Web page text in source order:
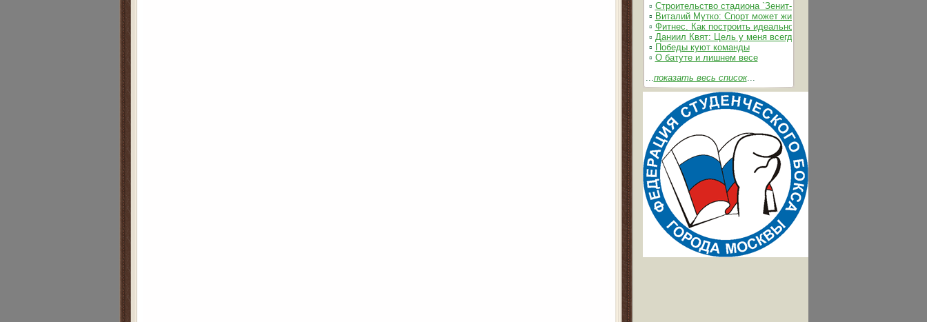
▫ Строительство стадиона `Зенит-Арена` идет согласно графика
▫ Виталий Мутко: Спорт может жить без допинга
▫ Фитнес. Как построить идеальное тело
▫ Даниил Квят: Цель у меня всегда одна – выжимать из себя и
▫ Победы куют команды
▫ О батуте и лишнем весе
...показать весь список...